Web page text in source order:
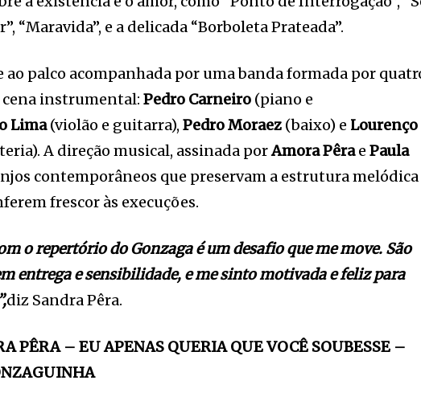
“Maravida”, e a delicada “Borboleta Prateada”.
ao palco acompanhada por uma banda formada por
cena instrumental:Pedro Carneiro (piano e
Lima(violão e guitarra),Pedro Moraez (baixo) e Lourenço
A direção musical, assinada porAmora PêraePaula
contemporâneos que preservam a estrutura melódica
frescor às execuções.
o repertório do Gonzaga é um desafio que me move. São
entrega e sensibilidade, e me sinto motivada e feliz para
diz Sandra Pêra.
PÊRA – EU APENAS QUERIA QUE VOCÊ SOUBESSE –